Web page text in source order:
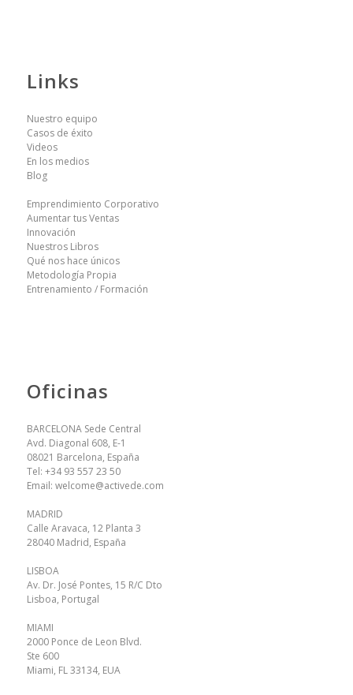
Links
Nuestro equipo
Casos de éxito
Videos
En los medios
Blog
Emprendimiento Corporativo
Aumentar tus Ventas
Innovación
Nuestros Libros
Qué nos hace únicos
Metodología Propia
Entrenamiento / Formación
Oficinas
BARCELONA Sede Central
Avd. Diagonal 608, E-1
08021 Barcelona, España
Tel: +34 93 557 23 50
Email: welcome@activede.com
MADRID
Calle Aravaca, 12 Planta 3
28040 Madrid, España
LISBOA
Av. Dr. José Pontes, 15 R/C Dto
Lisboa, Portugal
MIAMI
2000 Ponce de Leon Blvd.
Ste 600
Miami, FL 33134, EUA